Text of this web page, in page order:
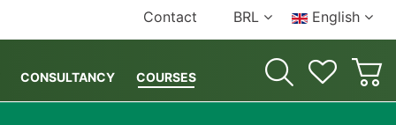
English
BRL
Contact
CONSULTANCY COURSES